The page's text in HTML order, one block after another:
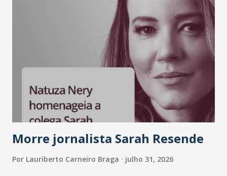
A nova edição chega em um momento em que autenticidade
e consistência ganham peso nas conversas sobre marca,
liderança e estratégia. - Vivemos um momento em que todo
mundo fala muito e poucos entregam de verdade. O NM2B
sempre existiu para dar palco a quem constrói com
consistência, e nesta edição isso fica ainda mais claro.
Vamos reforçar que ser genuíno sustenta a confiança entre
marcas, pessoas e mercado", afirma Tamires So...
Morre jornalista Sarah Resende
Por Lauriberto Carneiro Braga julho 31, 2026